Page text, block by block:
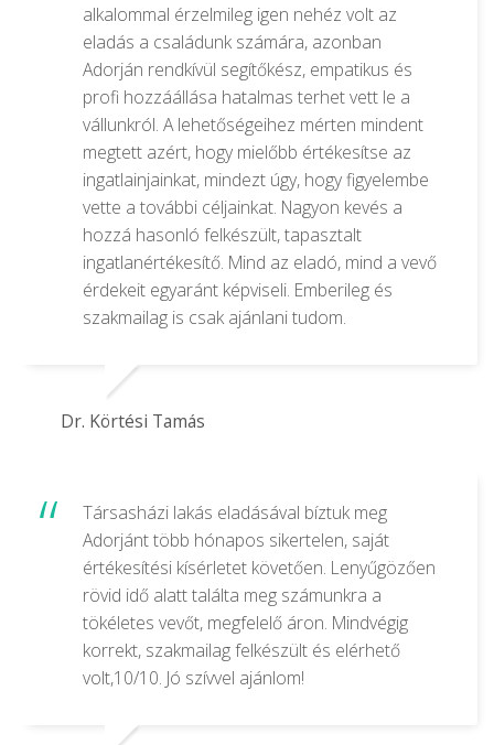
alkalommal érzelmileg igen nehéz volt az
eladás a családunk számára, azonban
Adorján rendkívül segítőkész, empatikus és
profi hozzáállása hatalmas terhet vett le a
vállunkról. A lehetőségeihez mérten mindent
megtett azért, hogy mielőbb értékesítse az
ingatlainjainkat, mindezt úgy, hogy figyelembe
vette a további céljainkat. Nagyon kevés a
hozzá hasonló felkészült, tapasztalt
ingatlanértékesítő. Mind az eladó, mind a vevő
érdekeit egyaránt képviseli. Emberileg és
szakmailag is csak ajánlani tudom.
Dr. Körtési Tamás
Társasházi lakás eladásával bíztuk meg
Adorjánt több hónapos sikertelen, saját
értékesítési kísérletet követően. Lenyűgözően
rövid idő alatt találta meg számunkra a
tökéletes vevőt, megfelelő áron. Mindvégig
korrekt, szakmailag felkészült és elérhető
volt,10/10. Jó szívvel ajánlom!